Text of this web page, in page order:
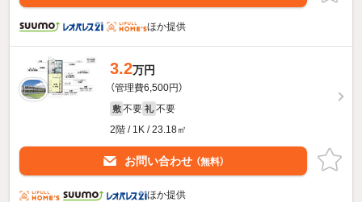
ほか提供
3.2万円
（管理費6,500円）
敷 不要 礼 不要
2階 / 1K / 23.18㎡
お問い合わせ （無料）
ほか提供